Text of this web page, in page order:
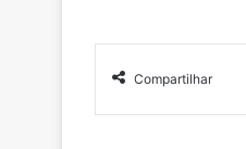
Compartilhar